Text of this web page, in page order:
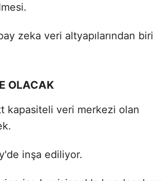
zeka veri altyapılarından biri
OLACAK
kapasiteli veri merkezi olan
inşa ediliyor.